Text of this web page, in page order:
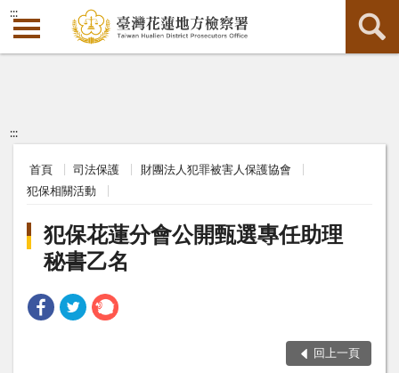
:::
:::
首頁 司法保護
財團法人犯罪被害人保護協會
犯保相關活動
犯保花蓮分會公開甄選專任助理
秘書乙名
回上一頁